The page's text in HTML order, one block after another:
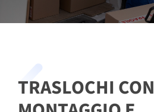
TRASLOCHI CON